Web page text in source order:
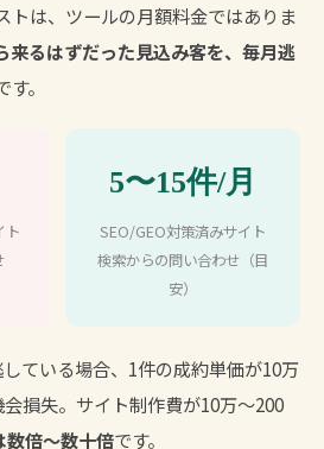
トは、ツールの月額料金ではありま
来るはずだった見込み客を、毎月逃
す。
ト
5〜15件/月
SEO/GEO対策済みサイト
検索からの問い合わせ（目
安）
ている場合、1件の成約単価が10万
損失。サイト制作費が10万〜200
数倍〜数十倍です。